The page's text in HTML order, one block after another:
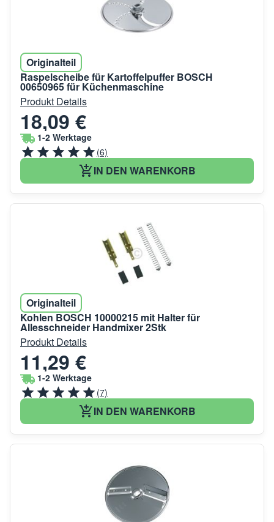
Originalteil
Raspelscheibe für Kartoffelpuffer BOSCH
00650965 für Küchenmaschine
Produkt Details
18,09 €
1-2 Werktage
(6)
IN DEN WARENKORB
Originalteil
Kohlen BOSCH 10000215 mit Halter für
Allesschneider Handmixer 2Stk
Produkt Details
11,29 €
1-2 Werktage
(7)
IN DEN WARENKORB